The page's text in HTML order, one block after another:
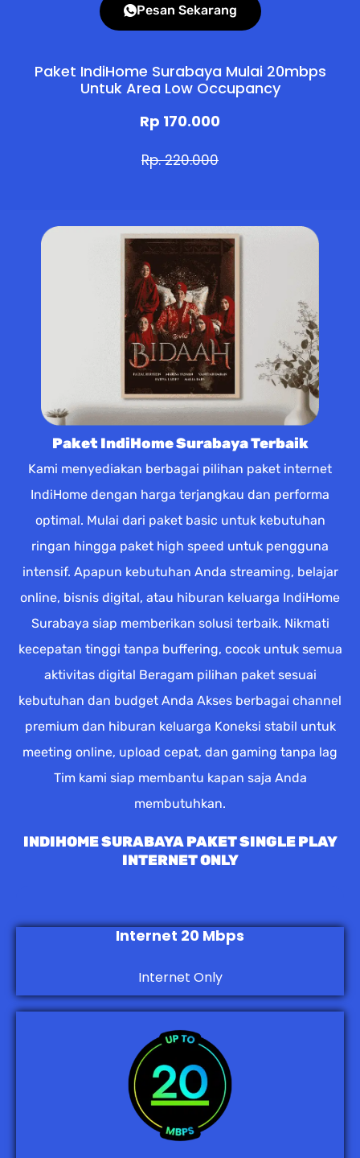
Pesan Sekarang
Paket IndiHome Surabaya Mulai 20mbps
Untuk Area Low Occupancy
Rp 170.000
Rp. 220.000
Paket IndiHome Surabaya Terbaik
Kami menyediakan berbagai pilihan paket internet
IndiHome dengan harga terjangkau dan performa
optimal. Mulai dari paket basic untuk kebutuhan
ringan hingga paket high speed untuk pengguna
intensif. Apapun kebutuhan Anda streaming, belajar
online, bisnis digital, atau hiburan keluarga IndiHome
Surabaya siap memberikan solusi terbaik. Nikmati
kecepatan tinggi tanpa buffering, cocok untuk semua
aktivitas digital Beragam pilihan paket sesuai
kebutuhan dan budget Anda Akses berbagai channel
premium dan hiburan keluarga Koneksi stabil untuk
meeting online, upload cepat, dan gaming tanpa lag
Tim kami siap membantu kapan saja Anda
membutuhkan.
INDIHOME SURABAYA PAKET SINGLE PLAY
INTERNET ONLY
Internet 20 Mbps
Internet Only